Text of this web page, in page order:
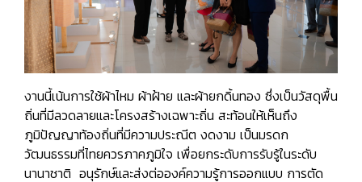
งานนี้เน้นการใช้ผ้าไหม ผ้าฝ้าย และผ้ายกดิ้นทอง ซึ่งเป็นวัสดุพื้น
ถิ่นที่มีลวดลายและโครงสร้างเฉพาะถิ่น สะท้อนให้เห็นถึง
ภูมิปัญญาท้องถิ่นที่มีความประณีต งดงาม เป็นมรดก
วัฒนธรรมที่ไทยควรภาคภูมิใจ เพื่อยกระดับการรับรู้ในระดับ
นานาชาติ อนุรักษ์และส่งต่อองค์ความรู้การออกแบบ การตัด